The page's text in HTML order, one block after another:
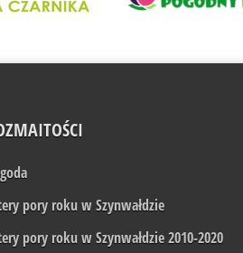
pory roku w Szynwałdzie
pory roku w Szynwałdzie 2010-2020